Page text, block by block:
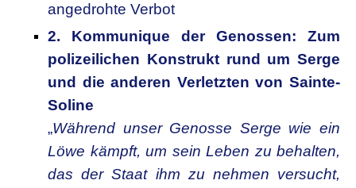
angedrohte Verbot
2. Kommunique der Genossen: Zum
polizeilichen Konstrukt rund um Serge
und die anderen Verletzten von Sainte-
Soline
„Während unser Genosse Serge wie ein
Löwe kämpft, um sein Leben zu behalten,
das der Staat ihm zu nehmen versucht,